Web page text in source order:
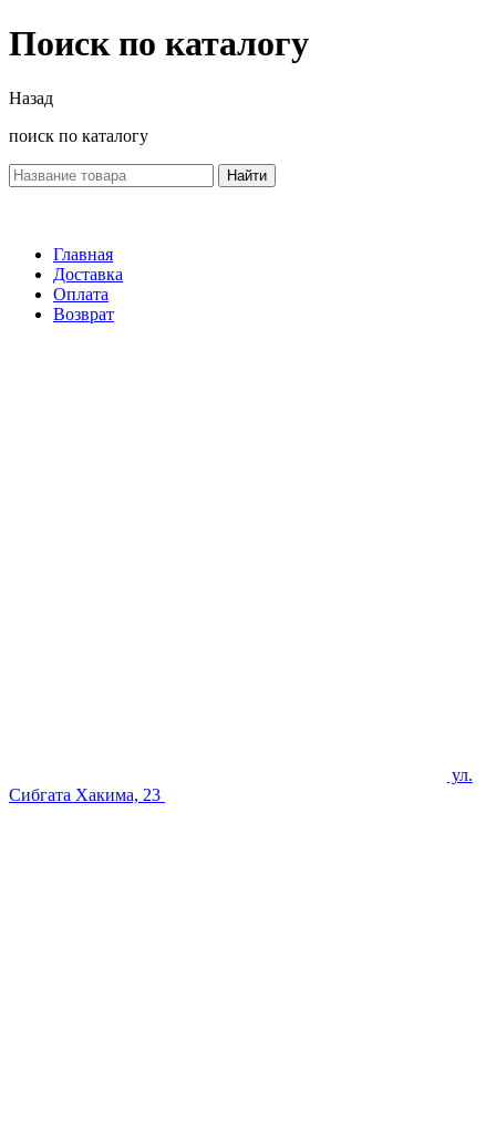
Поиск по каталогу
Назад
поиск по каталогу
Найти
Главная
Доставка
Оплата
Возврат
ул.
Сибгата Хакима, 23